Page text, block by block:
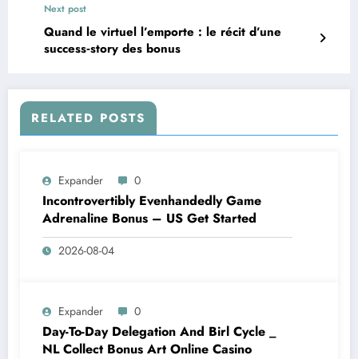
Next post
Quand le virtuel l’emporte : le récit d’une
success‑story des bonus
RELATED POSTS
Expander 0
Incontrovertibly Evenhandedly Game
Adrenaline Bonus – US Get Started
2026-08-04
Expander 0
Day-To-Day Delegation And Birl Cycle _
NL Collect Bonus Art Online Casino